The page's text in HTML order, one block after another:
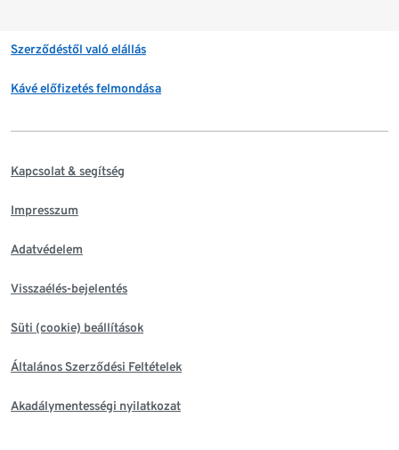
Szerződéstől való elállás
Kávé előfizetés felmondása
Kapcsolat & segítség
Impresszum
Adatvédelem
Visszaélés-bejelentés
Süti (cookie) beállítások
Általános Szerződési Feltételek
Akadálymentességi nyilatkozat